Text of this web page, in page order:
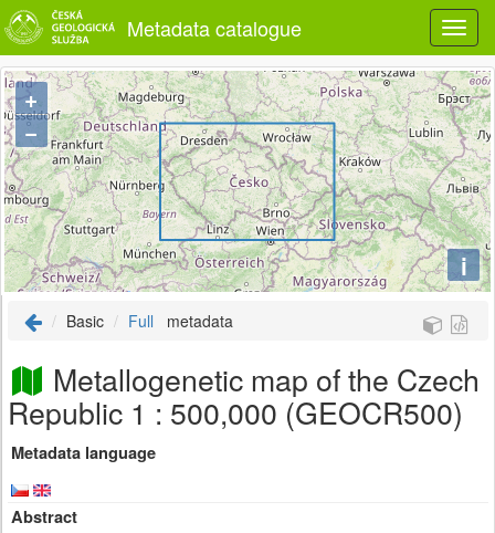
Metadata catalogue
+
−
i
Basic Full metadata
Metallogenetic map of the Czech
Republic 1 : 500,000 (GEOCR500)
Metadata language
Abstract